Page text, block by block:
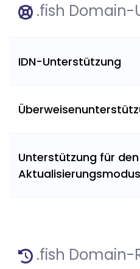
.fish
IDN-Unterstützung
Unterstützung für den
Aktualisierungsmodus
.fish Domain-